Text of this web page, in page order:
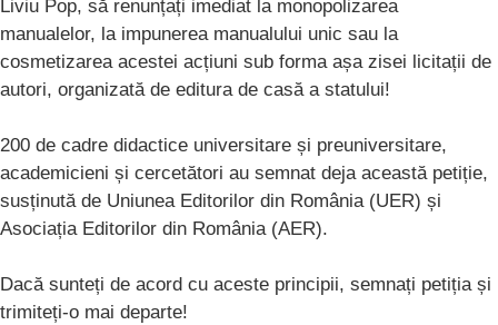
Liviu Pop, să renunțați imediat la monopolizarea
manualelor, la impunerea manualului unic sau la
cosmetizarea acestei acțiuni sub forma așa zisei licitații de
autori, organizată de editura de casă a statului!
200 de cadre didactice universitare și preuniversitare,
academicieni și cercetători au semnat deja această petiție,
susținută de Uniunea Editorilor din România (UER) și
Asociația Editorilor din România (AER).
Dacă sunteți de acord cu aceste principii, semnați petiția și
trimiteți-o mai departe!